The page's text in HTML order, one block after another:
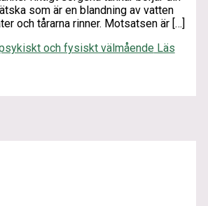
som är en blandning av vatten
och tårarna rinner. Motsatsen är […]
och fysiskt välmåendeLäs